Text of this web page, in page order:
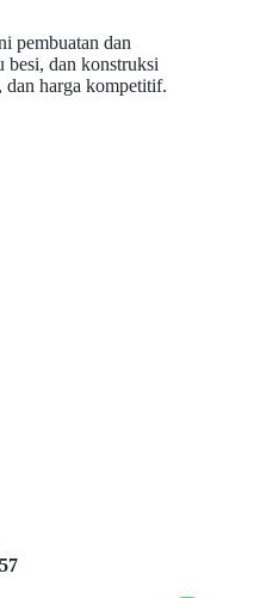
pembuatan dan
besi, dan konstruksi
harga kompetitif.